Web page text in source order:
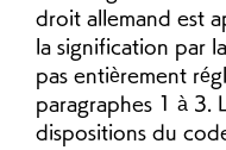
droit allemand est
la signification par
pas entièrement
paragraphes 1 à 3.
dispositions du